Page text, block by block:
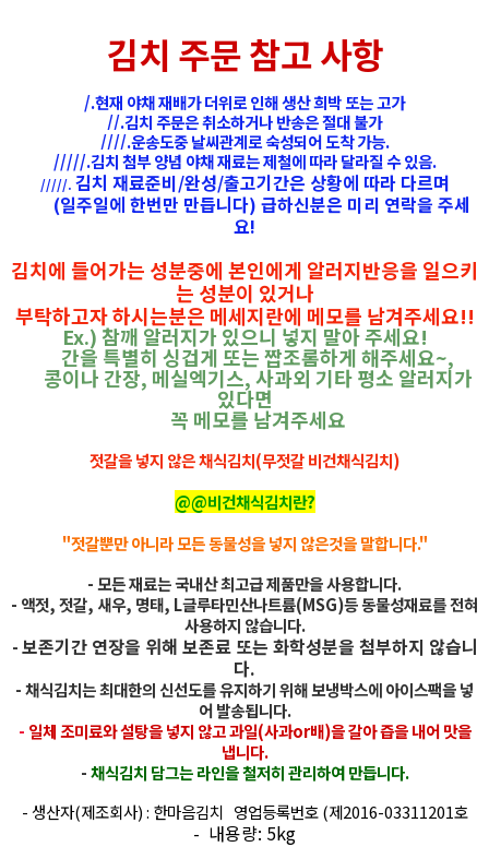
김치 주문 참고 사항
/.현재 야채 재배가 더위로 인해 생산 희박 또는 고가
//.김치 주문은 취소하거나 반송은 절대 불가
////.운송도중 날씨관계로 숙성되어 도착 가능.
/////.김치 첨부 양념 야채 재료는 제철에 따라 달라질 수 있음.
/////. 김치 재료준비/완성/출고기간은 상황에 따라 다르며
(일주일에 한번만 만듭니다) 급하신분은 미리 연락을 주세
요!
김치에 들어가는 성분중에 본인에게 알러지반응을 일으키
는 성분이 있거나
부탁하고자 하시는분은 메세지란에 메모를 남겨주세요!!
Ex.) 참깨 알러지가 있으니 넣지 말아 주세요!
간을 특별히 싱겁게 또는 짭조롬하게 해주세요~,
콩이나 간장, 메실엑기스, 사과외 기타 평소 알러지가
있다면
꼭 메모를 남겨주세요
젓갈을 넣지 않은 채식김치(무젓갈 비건채식김치)
@@비건채식김치란?
"젓갈뿐만 아니라 모든 동물성을 넣지 않은것을 말합니다."
- 모든 재료는 국내산 최고급 제품만을 사용합니다.
- 액젓, 젓갈, 새우, 명태, L글루타민산나트륨(MSG)등 동물성재료를 전혀
사용하지 않습니다.
-보존기간 연장을 위해 보존료 또는 화학성분을 첨부하지 않습니
다.
- 채식김치는 최대한의 신선도를 유지하기 위해 보냉박스에 아이스팩을 넣
어 발송됩니다.
- 일체 조미료와 설탕을 넣지 않고 과일(사과or배)을 갈아 즙을 내어 맛을
냅니다.
-채식김치 담그는 라인을 철저히 관리하여 만듭니다.
- 생산자(제조회사) : 한마음김치 영업등록번호 (제2016-03311201호
- 내용량: 5kg